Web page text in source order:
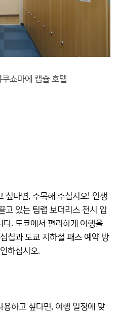
쇼마에 캡슐 호텔
싶다면, 주목해 주십시오! 인생
고 있는 팀랩 보더리스 전시 입
다. 도쿄에서 편리하게 여행을
칩과 도쿄 지하철 패스 예약 방
하십시오.
용하고 싶다면, 여행 일정에 맞